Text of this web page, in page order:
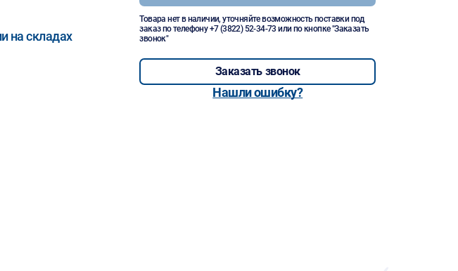
на складах
Товара нет в наличии, уточняйте возможность поставки под
заказ по телефону+7 (3822) 52-34-73 или по кнопке "Заказать
звонок"
Заказать звонок
Нашли ошибку?